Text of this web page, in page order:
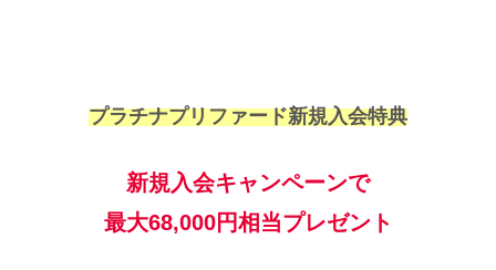
プラチナプリファード新規入会特典
新規入会キャンペーンで
最大68,000円相当プレゼント